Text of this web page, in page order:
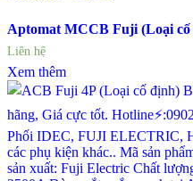
Aptomat MCCB Fuji (Loại
Liên hệ
Xem thêm